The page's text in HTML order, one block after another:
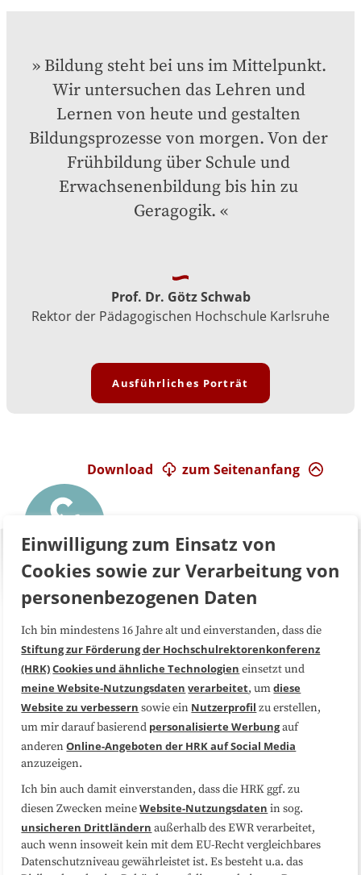
Bildung steht bei uns im Mittelpunkt.
Wir untersuchen das Lehren und
Lernen von heute und gestalten
Bildungsprozesse von morgen. Von der
Frühbildung über Schule und
Erwachsenenbildung bis hin zu
Geragogik.
Prof. Dr. Götz Schwab
Rektor der Pädagogischen Hochschule Karlsruhe
Ausführliches Porträt
zum Seitenanfang
Download
Über uns FAQ
Medienarbeit Kooperationen
Datenschutzerklärung Impressum
Sitemap
Folgen Sie uns
Einwilligung zum Einsatz von
Cookies sowie zur Verarbeitung von
personenbezogenen Daten
Ich bin mindestens 16 Jahre alt und einverstanden, dass die
Stiftung zur Förderung der Hochschulrektorenkonferenz
(HRK)Cookies und ähnliche Technologien einsetzt und
meine Website-Nutzungsdaten verarbeitet, umdiese
Website zu verbessern sowie ein Nutzerprofil zu erstellen,
um mir darauf basierend personalisierte Werbungauf
anderenOnline-Angeboten der HRK auf Social Media
anzuzeigen.
Ich bin auch damit einverstanden, dass die HRK ggf. zu
diesen Zwecken meineWebsite-Nutzungsdaten in sog.
unsicheren Drittländern außerhalb des EWR verarbeitet,
auch wenn insoweit kein mit dem EU-Recht vergleichbares
Datenschutzniveau gewährleistet ist. Es besteht u.a. das